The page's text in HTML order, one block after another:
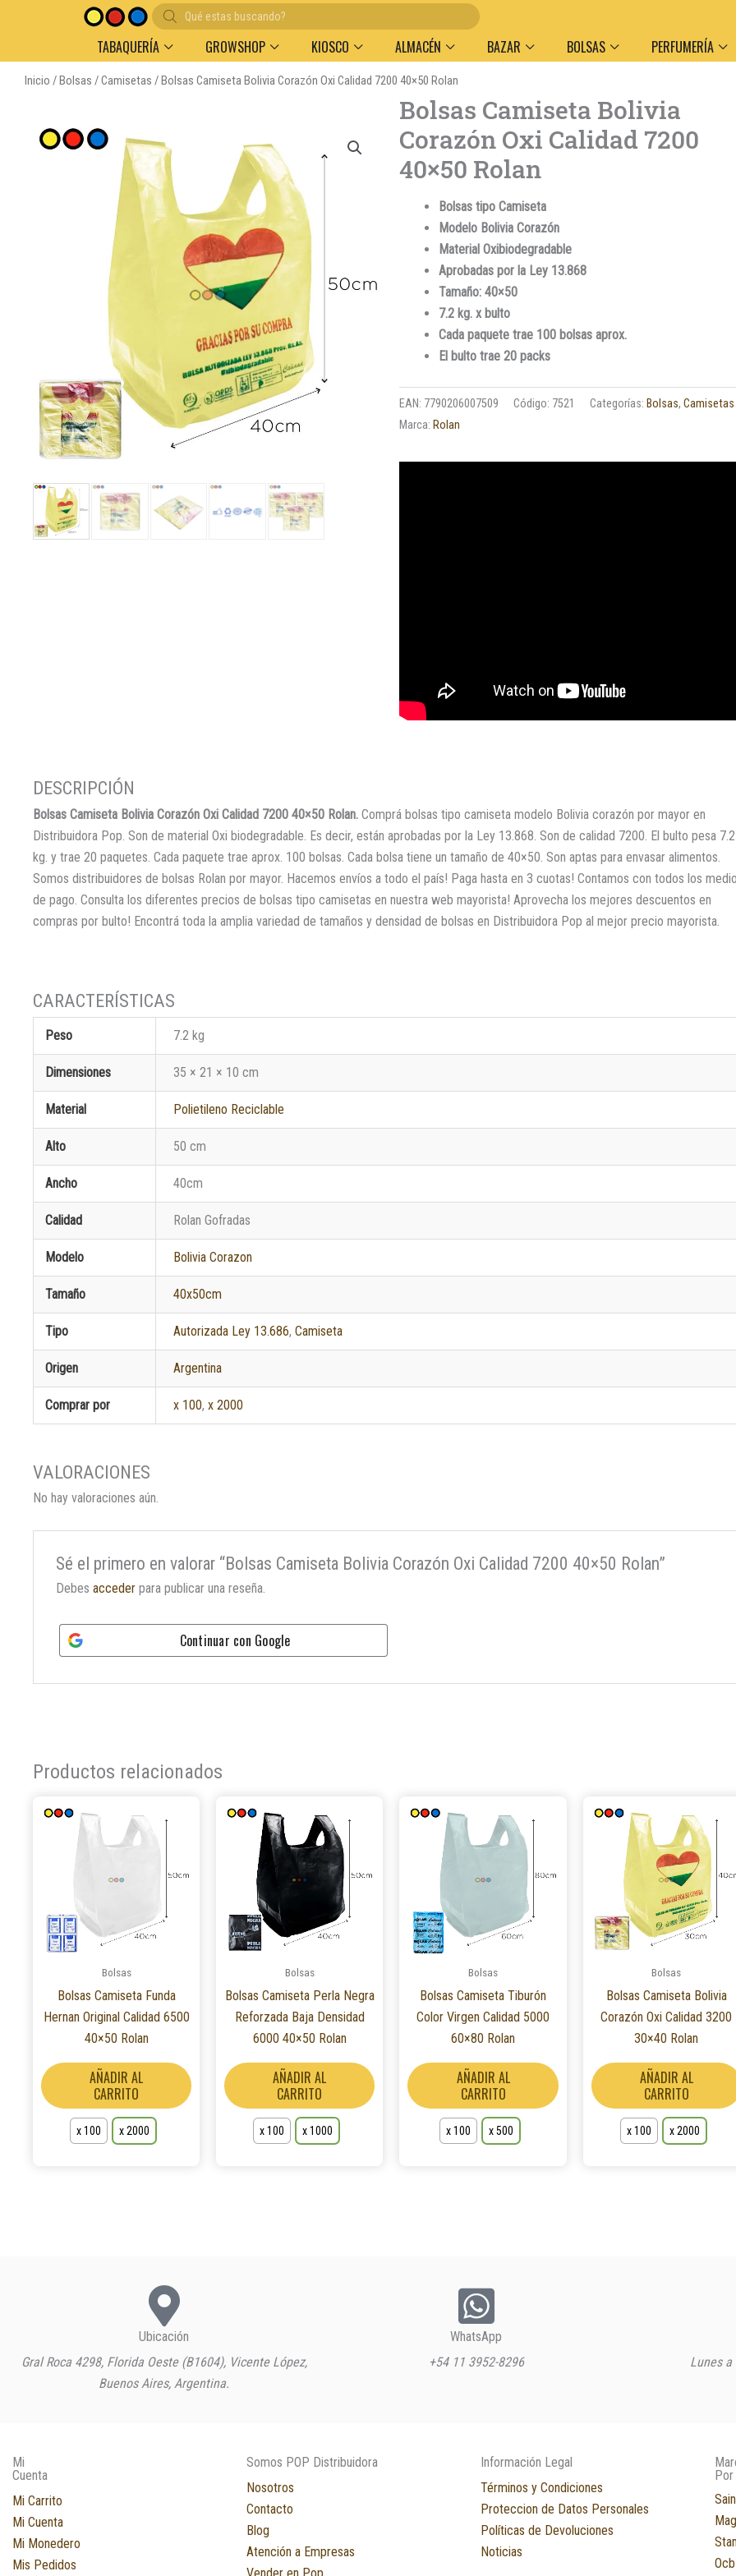
Búsqueda
de
productos
TABAQUERÍA GROWSHOP KIOSCO ALMACÉN BAZAR BOLSAS PERFUMERÍA
Inicio /Bolsas /Camisetas / Bolsas Camiseta Bolivia Corazón Oxi Calidad 7200 40×50 Rolan
Bolsas Camiseta Bolivia
Corazón Oxi Calidad 7200
40×50 Rolan
Bolsas tipo Camiseta
Modelo Bolivia Corazón
Material Oxibiodegradable
Aprobadas por la Ley 13.868
Tamaño: 40×50
7.2 kg. x bulto
Cada paquete trae 100 bolsas aprox.
El bulto trae 20 packs
EAN: 7790206007509 Código: 7521 Categorías: Bolsas,Camisetas
Marca: Rolan
Bolsas Camiseta Bolivia Corazón Oxi Calidad 7200 40×50 Rolan. Comprá bolsas tipo camiseta modelo Bolivia corazón por mayor en
Distribuidora Pop. Son de material Oxi biodegradable. Es decir, están aprobadas por la Ley 13.868. Son de calidad 7200. El bulto pesa 7.2
kg. y trae 20 paquetes. Cada paquete trae aprox. 100 bolsas. Cada bolsa tiene un tamaño de 40×50. Son aptas para envasar alimentos.
Somos distribuidores de bolsas Rolan por mayor. Hacemos envíos a todo el país! Paga hasta en 3 cuotas! Contamos con todos los
de pago. Consulta los diferentes precios de bolsas tipo camisetas en nuestra web mayorista! Aprovecha los mejores descuentos en
compras por bulto! Encontrá toda la amplia variedad de tamaños y densidad de bolsas en Distribuidora Pop al mejor precio mayorista.
Peso 7.2 kg
Dimensiones 35 × 21 × 10 cm
Material Polietileno Reciclable
Alto 50 cm
Ancho 40cm
Calidad Rolan Gofradas
Modelo Bolivia Corazon
Tamaño 40x50cm
Tipo Autorizada Ley 13.686,Camiseta
Origen Argentina
Comprar por x 100,x 2000
No hay valoraciones aún.
Sé el primero en valorar “Bolsas Camiseta Bolivia Corazón Oxi Calidad 7200 40×50 Rolan”
Debes accederpara publicar una reseña.
Continuar con Google
Productos relacionados
Bolsas
Bolsas Camiseta Funda
Hernan Original Calidad 6500
40×50 Rolan
AÑADIR AL
CARRITO
opciones
de
producto
x 100 x 2000
Bolsas
Bolsas Camiseta Perla Negra
Reforzada Baja Densidad
6000 40×50 Rolan
AÑADIR AL
CARRITO
opciones
elegir
de
producto
x 100 x 1000
Bolsas
Bolsas Camiseta Tiburón
Color Virgen Calidad 5000
60×80 Rolan
AÑADIR AL
CARRITO
opciones
de
producto
x 100 x 500
Bolsas
Bolsas Camiseta Bolivia
Corazón Oxi Calidad 3200
30×40 Rolan
AÑADIR AL
CARRITO
x 100 x 2000
Ubicación
Gral Roca 4298, Florida Oeste (B1604), Vicente López,
Buenos Aires, Argentina.
WhatsApp
+54 11 3952-8296
Lunes a
Mi
Cuenta
Mi Carrito
Mi Cuenta
Mi Monedero
Mis Pedidos
Somos POP Distribuidora
Nosotros
Contacto
Blog
Atención a Empresas
Información Legal
Términos y Condiciones
Proteccion de Datos Personales
Políticas de Devoluciones
Noticias
Ocb